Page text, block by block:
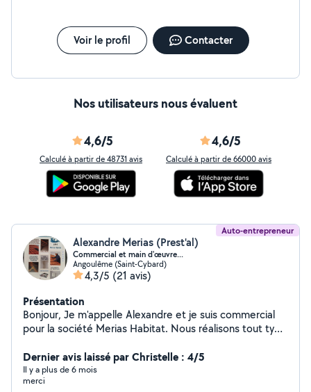
Voir le profil Contacter
Nos utilisateurs nous évaluent
4,6/5
Calculé à partir de 48731 avis
4,6/5
Calculé à partir de 66000 avis
Auto-entrepreneur
Alexandre Merias (Prest'al)
Commercial et main d'œuvre...
Angoulême (Saint-Cybard)
4,3/5 (21 avis)
Présentation
Bonjour, Je m'appelle Alexandre et je suis commercial
pour la société Merias Habitat. Nous réalisons tout type
démoussage de toiture, l'isolation, la ventilation et le
placoplâtre. N'hésitez pas à me contacter pour tout
type de projet. Nous saurons vous apporter les
Dernier avis laissé par Christelle : 4/5
Il y a plus de 6 mois
merci